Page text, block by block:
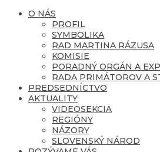
O NÁS
PROFIL
SYMBOLIKA
RAD MARTINA RÁZUSA
KOMISIE
PORADNÝ ORGÁN A
RADA PRIMÁTOROV A
PREDSEDNÍCTVO
AKTUALITY
VIDEOSEKCIA
REGIÓNY
NÁZORY
SLOVENSKÝ NÁROD